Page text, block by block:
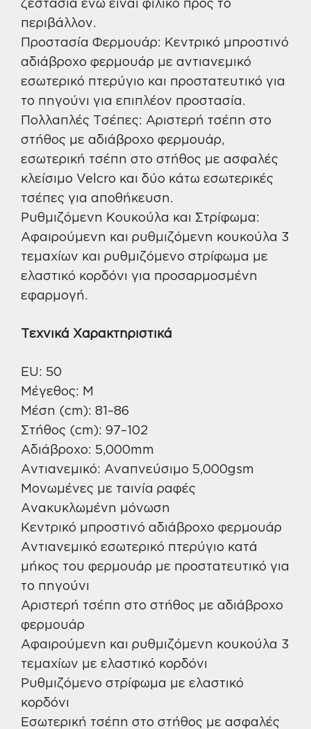
περιβάλλον.
Προστασία Φερμουάρ: Κεντρικό μπροστινό
αδιάβροχο φερμουάρ με αντιανεμικό
εσωτερικό πτερύγιο και προστατευτικό για
το πηγούνι για επιπλέον προστασία.
Πολλαπλές Τσέπες: Αριστερή τσέπη στο
στήθος με αδιάβροχο φερμουάρ,
εσωτερική τσέπη στο στήθος με ασφαλές
κλείσιμο Velcro και δύο κάτω εσωτερικές
τσέπες για αποθήκευση.
Ρυθμιζόμενη Κουκούλα και Στρίφωμα:
Αφαιρούμενη και ρυθμιζόμενη κουκούλα 3
τεμαχίων και ρυθμιζόμενο στρίφωμα με
ελαστικό κορδόνι για προσαρμοσμένη
εφαρμογή.
Τεχνικά Χαρακτηριστικά
EU: 50
Μέγεθος: M
Μέση (cm): 81–86
Στήθος (cm): 97–102
Αδιάβροχο: 5,000mm
Αντιανεμικό: Αναπνεύσιμο 5,000gsm
Μονωμένες με ταινία ραφές
Ανακυκλωμένη μόνωση
Κεντρικό μπροστινό αδιάβροχο φερμουάρ
Αντιανεμικό εσωτερικό πτερύγιο κατά
μήκος του φερμουάρ με προστατευτικό για
το πηγούνι
Αριστερή τσέπη στο στήθος με αδιάβροχο
φερμουάρ
Αφαιρούμενη και ρυθμιζόμενη κουκούλα 3
τεμαχίων με ελαστικό κορδόνι
Ρυθμιζόμενο στρίφωμα με ελαστικό
κορδόνι
Εσωτερική τσέπη στο στήθος με ασφαλές